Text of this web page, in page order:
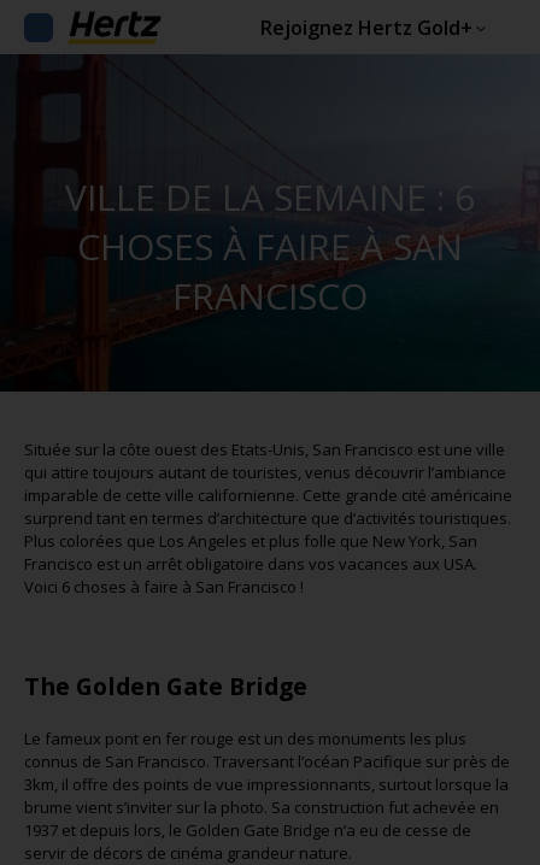
Rejoignez Hertz Gold+
VILLE DE LA SEMAINE : 6
CHOSES À FAIRE À SAN
FRANCISCO
Située sur la côte ouest des Etats-Unis, San Francisco est une ville
qui attire toujours autant de touristes, venus découvrir l’ambiance
imparable de cette ville californienne. Cette grande cité américaine
surprend tant en termes d’architecture que d’activités touristiques.
Plus colorées que Los Angeles et plus folle que New York, San
Francisco est un arrêt obligatoire dans vos vacances aux USA.
Voici 6 choses à faire à San Francisco !
The Golden Gate Bridge
Le fameux pont en fer rouge est un des monuments les plus
connus de San Francisco. Traversant l’océan Pacifique sur près de
3km, il offre des points de vue impressionnants, surtout lorsque la
brume vient s’inviter sur la photo. Sa construction fut achevée en
1937 et depuis lors, le Golden Gate Bridge n’a eu de cesse de
servir de décors de cinéma grandeur nature.